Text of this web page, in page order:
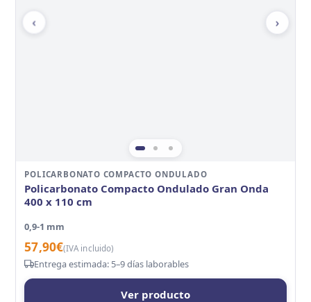
‹ ›
POLICARBONATO COMPACTO ONDULADO
Policarbonato Compacto Ondulado Gran Onda
400 x 110 cm
0,9-1 mm
57,90€(IVA incluido)
Entrega estimada: 5–9 días laborables
Ver producto